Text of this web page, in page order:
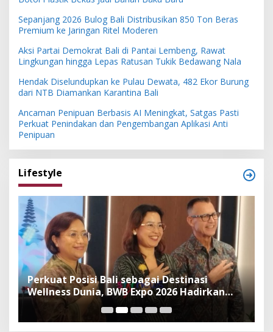
Sepanjang 2026 Bulog Bali Distribusikan 850 Ton Beras
Premium ke Jaringan Ritel Moderen
Aksi Partai Demokrat Bali di Pantai Lembeng, Rawat
Lingkungan hingga Lepas Ratusan Tukik Bedawang Nala
Hendak Diselundupkan ke Pulau Dewata, 482 Ekor Burung
dari NTB Diamankan Karantina Bali
Ancaman Penipuan Berbasis AI Meningkat, Satgas Pasti
Perkuat Penindakan dan Pengembangan Aplikasi Anti
Penipuan
Lifestyle
Perkuat Posisi Bali sebagai Destinasi
Wellness Dunia, BWB Expo 2026 Hadirkan
Exhibitor Nasional dan Global